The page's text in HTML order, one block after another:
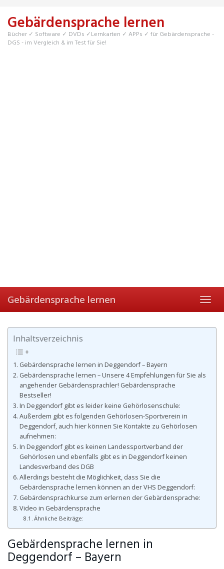
main
content
Gebärdensprache lernen
Bücher ✓ Software ✓ DVDs ✓Lernkarten ✓ APPs ✓ für Gebärdensprache -
DGS - im Vergleich & im Test für Sie!
Gebärdensprache lernen
Inhaltsverzeichnis
Gebärdensprache lernen in Deggendorf – Bayern
Gebärdensprache lernen – Unsere 4 Empfehlungen für Sie als
angehender Gebärdensprachler! Gebärdensprache
Bestseller!
In Deggendorf gibt es leider keine Gehörlosenschule:
Außerdem gibt es folgenden Gehörlosen-Sportverein in
Deggendorf, auch hier können Sie Kontakte zu Gehörlosen
aufnehmen:
In Deggendorf gibt es keinen Landessportverband der
Gehörlosen und ebenfalls gibt es in Deggendorf keinen
Landesverband des DGB
Allerdings besteht die Möglichkeit, dass Sie die
Gebärdensprache lernen können an der VHS Deggendorf:
Gebärdensprachkurse zum erlernen der Gebärdensprache:
Video in Gebärdensprache
Ähnliche Beiträge:
Gebärdensprache lernen in
Deggendorf – Bayern